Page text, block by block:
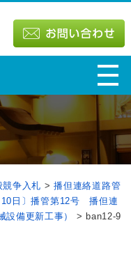
競争入札 >播但連絡道路管
10日〕播管第12号 播但連
備更新工事）
> ban12-9